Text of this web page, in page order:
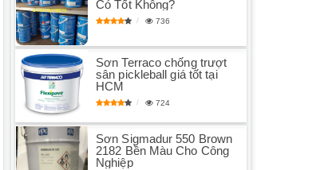
Có Tốt Không?
736
Sơn Terraco chống trượt
sân pickleball giá tốt tại
HCM
724
Sơn Sigmadur 550 Brown
2182 Bền Màu Cho Công
Nghiệp